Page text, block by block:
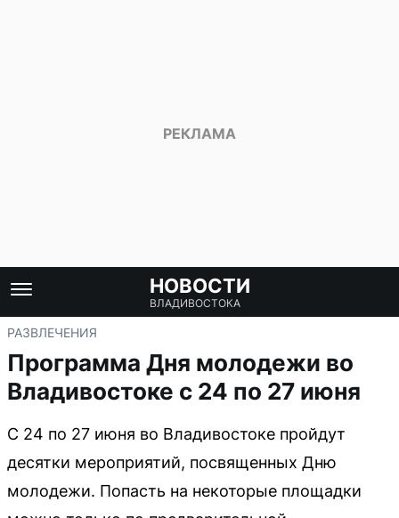
НОВОСТИ
ВЛАДИВОСТОКА
РАЗВЛЕЧЕНИЯ
Программа Дня молодежи во
Владивостоке с 24 по 27 июня
С 24 по 27 июня во Владивостоке пройдут
десятки мероприятий, посвященных Дню
молодежи. Попасть на некоторые площадки